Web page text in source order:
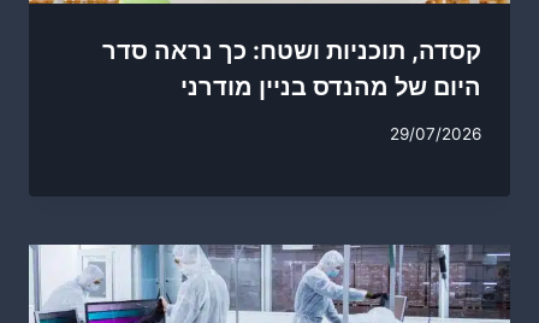
קסדה, תוכניות ושטח: כך נראה סדר
היום של מהנדס בניין מודרני
29/07/2026